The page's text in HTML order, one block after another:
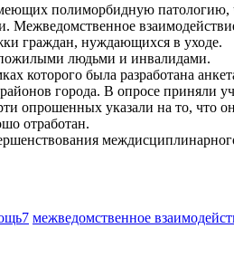
полиморбидную
граждан, нуждающихся в уходе.
пожилыми людьми и инвалидами.
была разработана
города. В опросе приняли
опрошенных указали на то, что
отработан.
7 межведомственное